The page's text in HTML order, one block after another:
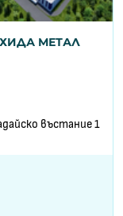
МЕТАЛ
въстание 1